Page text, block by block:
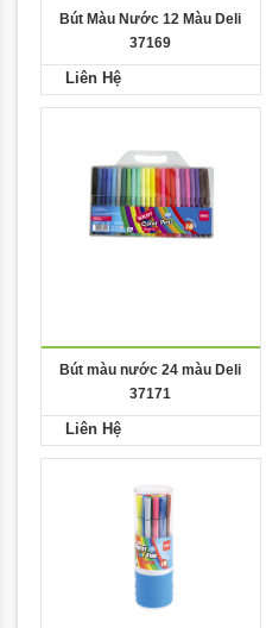
Bút Màu Nước 12 Màu Deli
37169
Liên Hệ
Bút màu nước 24 màu Deli
37171
Liên Hệ